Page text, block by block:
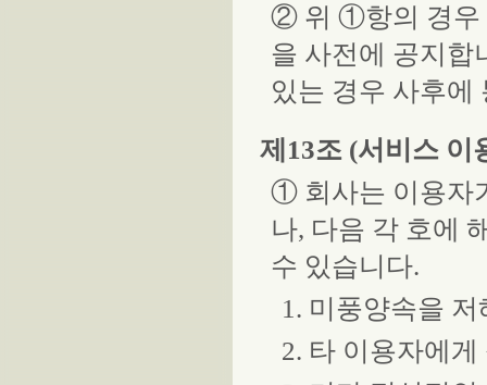
② 위 ①항의 경우
을 사전에 공지합
있는 경우 사후에
제13조 (서비스 이
① 회사는 이용자
나, 다음 각 호에
수 있습니다.
1. 미풍양속을
2. 타 이용자에